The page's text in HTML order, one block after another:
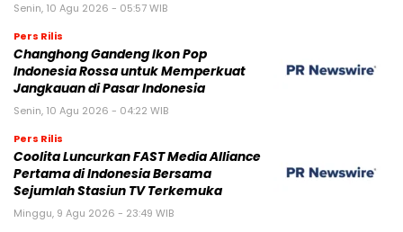
Senin, 10 Agu 2026 - 05:57 WIB
Pers Rilis
Changhong Gandeng Ikon Pop
Indonesia Rossa untuk Memperkuat
Jangkauan di Pasar Indonesia
Senin, 10 Agu 2026 - 04:22 WIB
Pers Rilis
Coolita Luncurkan FAST Media Alliance
Pertama di Indonesia Bersama
Sejumlah Stasiun TV Terkemuka
Minggu, 9 Agu 2026 - 23:49 WIB